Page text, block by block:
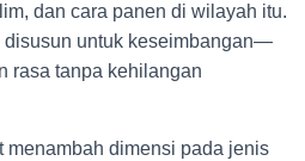
dan cara panen di wilayah itu.
disusun untuk keseimbangan—
rasa tanpa kehilangan
menambah dimensi pada jenis